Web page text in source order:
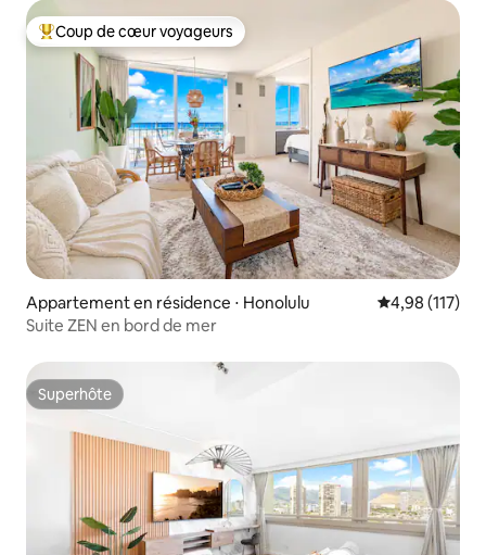
Coups de cœur voyageurs les plus appréciés
Coup de cœur voyageurs
Appartement en résidence ⋅ Honolulu Évaluation
4,98 (117)
Suite ZEN en bord de mer
Superhôte
Superhôte